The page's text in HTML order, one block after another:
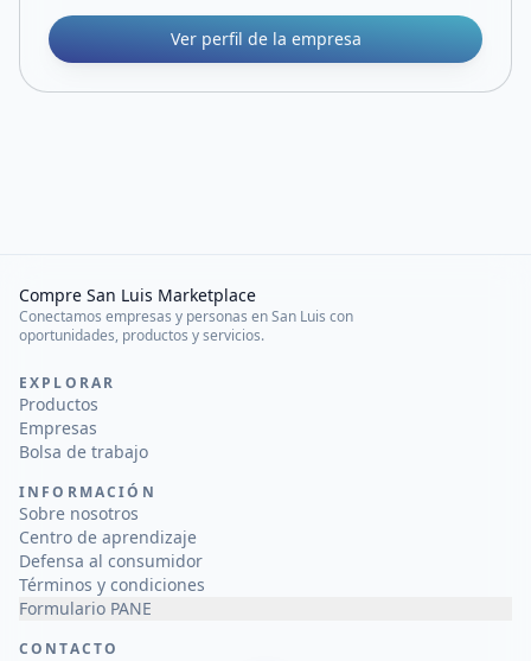
Ver perfil de la empresa
Compre San Luis Marketplace
Conectamos empresas y personas en San Luis con
oportunidades, productos y servicios.
EXPLORAR
Productos
Empresas
Bolsa de trabajo
INFORMACIÓN
Sobre nosotros
Centro de aprendizaje
Defensa al consumidor
Términos y condiciones
Formulario PANE
CONTACTO